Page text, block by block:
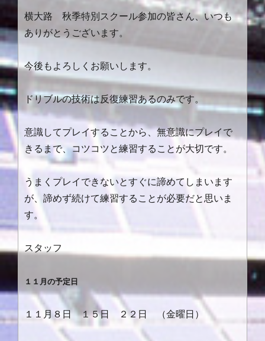
横大路 秋季特別スクール参加の皆さん、いつも
ありがとうございます。
今後もよろしくお願いします。
ドリブルの技術は反復練習あるのみです。
意識してプレイすることから、無意識にプレイで
きるまで、コツコツと練習することが大切です。
うまくプレイできないとすぐに諦めてしまいます
が、諦めず続けて練習することが必要だと思いま
す。
スタッフ
１１月の予定日
１１月８日 １５日 ２２日 （金曜日）